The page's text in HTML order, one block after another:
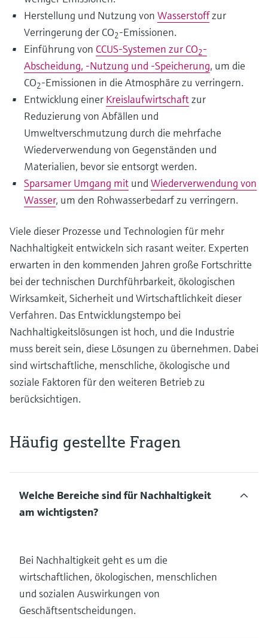
Herstellung und Nutzung von Wasserstoffzur
Verringerung der CO2-Emissionen.
Einführung von CCUS-Systemen zur CO2-
Abscheidung, -Nutzung und -Speicherung, um die
CO2-Emissionen in die Atmosphäre zu verringern.
Entwicklung einer Kreislaufwirtschaftzur
Reduzierung von Abfällen und
Umweltverschmutzung durch die mehrfache
Wiederverwendung von Gegenständen und
Materialien, bevor sie entsorgt werden.
Sparsamer Umgang mit und Wiederverwendung von
Wasser, um den Rohwasserbedarf zu verringern.
Viele dieser Prozesse und Technologien für mehr
Nachhaltigkeit entwickeln sich rasant weiter. Experten
erwarten in den kommenden Jahren große Fortschritte
bei der technischen Durchführbarkeit, ökologischen
Wirksamkeit, Sicherheit und Wirtschaftlichkeit dieser
Verfahren. Das Entwicklungstempo bei
Nachhaltigkeitslösungen ist hoch, und die Industrie
muss bereit sein, diese Lösungen zu übernehmen. Dabei
sind wirtschaftliche, menschliche, ökologische und
soziale Faktoren für den weiteren Betrieb zu
berücksichtigen.
Häufig gestellte Fragen
Welche Bereiche sind für Nachhaltigkeit
am wichtigsten?
Bei Nachhaltigkeit geht es um die
wirtschaftlichen, ökologischen, menschlichen
und sozialen Auswirkungen von
Geschäftsentscheidungen.